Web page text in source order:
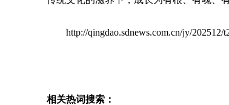
http://qingdao.sdnews.com.cn/jy/202512/
相关热词搜索：